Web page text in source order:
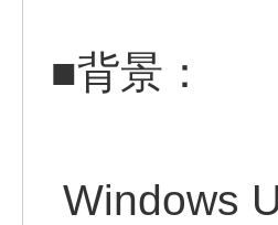
■背景：
Windows